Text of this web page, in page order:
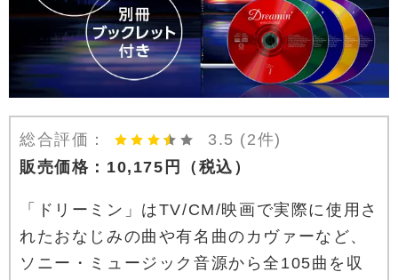
総合評価： 3.5 (2件)
販売価格： 10,175 円 （税込）
「ドリーミン」はTV/CM/映画で実際に使用さ
れたおなじみの曲や有名曲のカヴァーなど、
ソニー・ミュージック音源から全105曲を収